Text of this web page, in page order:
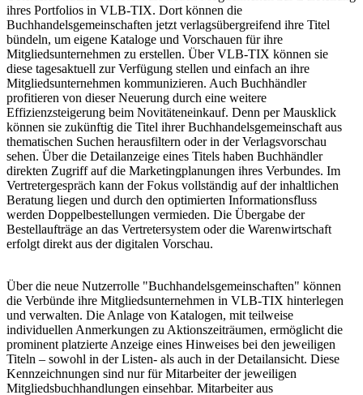
ihres Portfolios in VLB-TIX. Dort können die
Buchhandelsgemeinschaften jetzt verlagsübergreifend ihre Titel
bündeln, um eigene Kataloge und Vorschauen für ihre
Mitgliedsunternehmen zu erstellen. Über VLB-TIX können sie
diese tagesaktuell zur Verfügung stellen und einfach an ihre
Mitgliedsunternehmen kommunizieren. Auch Buchhändler
profitieren von dieser Neuerung durch eine weitere
Effizienzsteigerung beim Novitäteneinkauf. Denn per Mausklick
können sie zukünftig die Titel ihrer Buchhandelsgemeinschaft aus
thematischen Suchen herausfiltern oder in der Verlagsvorschau
sehen. Über die Detailanzeige eines Titels haben Buchhändler
direkten Zugriff auf die Marketingplanungen ihres Verbundes. Im
Vertretergespräch kann der Fokus vollständig auf der inhaltlichen
Beratung liegen und durch den optimierten Informationsfluss
werden Doppelbestellungen vermieden. Die Übergabe der
Bestellaufträge an das Vertretersystem oder die Warenwirtschaft
erfolgt direkt aus der digitalen Vorschau.
Über die neue Nutzerrolle "Buchhandelsgemeinschaften" können
die Verbünde ihre Mitgliedsunternehmen in VLB-TIX hinterlegen
und verwalten. Die Anlage von Katalogen, mit teilweise
individuellen Anmerkungen zu Aktionszeiträumen, ermöglicht die
prominent platzierte Anzeige eines Hinweises bei den jeweiligen
Titeln – sowohl in der Listen- als auch in der Detailansicht. Diese
Kennzeichnungen sind nur für Mitarbeiter der jeweiligen
Mitgliedsbuchhandlungen einsehbar. Mitarbeiter aus